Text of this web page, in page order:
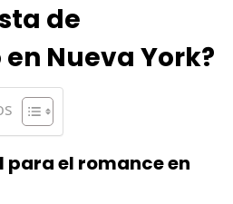
de
Nueva York?
el romance en